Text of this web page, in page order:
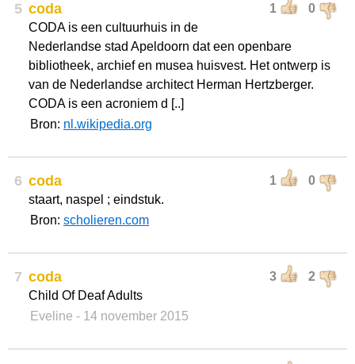
5 1 0
coda
CODA is een cultuurhuis in de
Nederlandse stad Apeldoorn dat een openbare
bibliotheek, archief en musea huisvest. Het ontwerp is
van de Nederlandse architect Herman Hertzberger.
CODA is een acroniem d [..]
Bron: nl.wikipedia.org
6 1 0
coda
staart, naspel ; eindstuk.
Bron: scholieren.com
7 3 2
coda
Child Of Deaf Adults
Eveline - 14 november 2015